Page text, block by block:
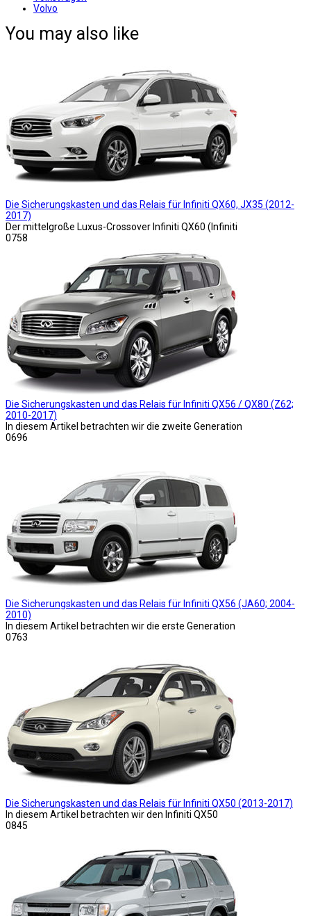
Volvo
You may also like
Die Sicherungskasten und das Relais für Infiniti QX60, JX35 (2012-
2017)
Der mittelgroße Luxus-Crossover Infiniti QX60 (Infiniti
0758
Die Sicherungskasten und das Relais für Infiniti QX56 / QX80 (Z62;
2010-2017)
In diesem Artikel betrachten wir die zweite Generation
0696
Die Sicherungskasten und das Relais für Infiniti QX56 (JA60; 2004-
2010)
In diesem Artikel betrachten wir die erste Generation
0763
Die Sicherungskasten und das Relais für Infiniti QX50 (2013-2017)
In diesem Artikel betrachten wir den Infiniti QX50
0845